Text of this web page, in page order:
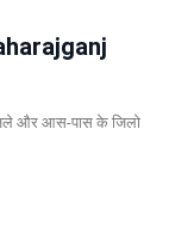
और आस-पास के जिलो